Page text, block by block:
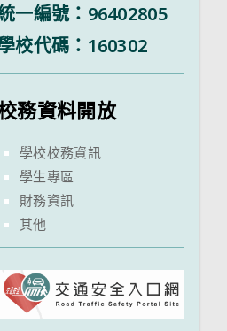
一編號：96402805
校代碼：160302
務資料開放
學校校務資訊
學生專區
財務資訊
其他